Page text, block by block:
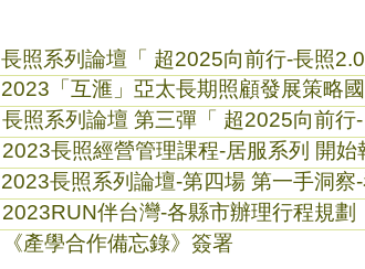
長照系列論壇「 超2025向前行-長照2.0
2023「互滙」亞太長期照顧發展策略
長照系列論壇 第三彈「 超2025向前行-
2023長照經營管理課程-居服系列 開始
2023長照系列論壇-第四場 第一手洞
2023RUN伴台灣-各縣市辦理行程規劃
《產學合作備忘錄》簽署